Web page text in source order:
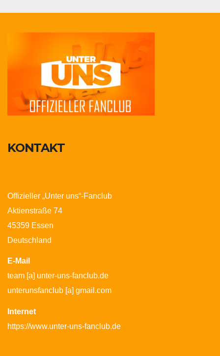
KONTAKT
Offizieller „Unter uns“-Fanclub
Aktienstraße 74
45359 Essen
Deutschland
E-Mail
team [a] unter-uns-fanclub.de
unterunsfanclub [a] gmail.com
Internet
https://www.unter-uns-fanclub.de